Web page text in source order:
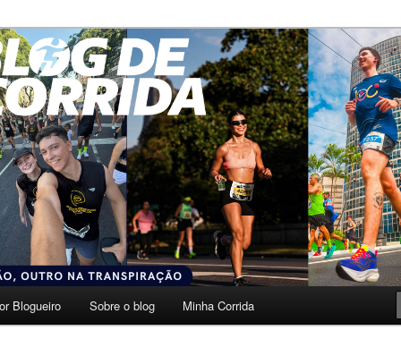
Blogueiro Sobre o blog Minha Corrida